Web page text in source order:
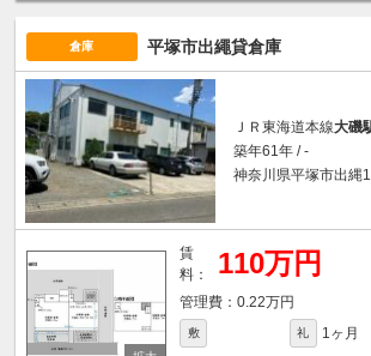
倉庫 平塚市出繩貸倉庫
ＪＲ東海道本線大磯
築年61年 / -
神奈川県平塚市出縄
賃
料：
110万円
0.22万円
敷 礼 1ヶ月